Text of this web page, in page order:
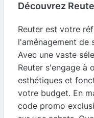
Découvrez
Reuter est votre
l'aménagement de
Avec une vaste
Reuter s'engage à
esthétiques et
votre budget. En
code promo